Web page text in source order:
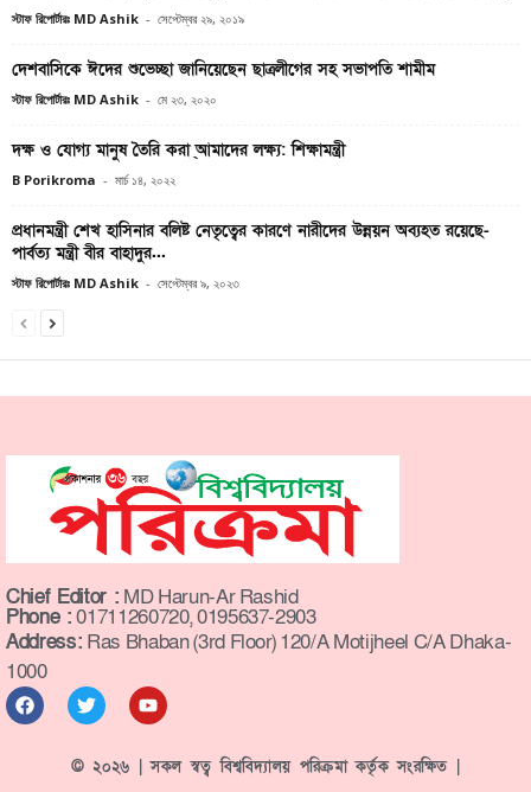
স্টাফ রিপোর্টারঃ MD Ashik - সেপ্টেম্বর ২৯, ২০১৯
দেশবাসিকে ঈদের শুভেচ্ছা জানিয়েছেন ছাত্রলীগের সহ সভাপতি শামীম
স্টাফ রিপোর্টারঃ MD Ashik - মে ২৩, ২০২০
দক্ষ ও যোগ্য মানুষ তৈরি করা ্আমাদের লক্ষ্য: শিক্ষামন্ত্রী
B Porikroma - মার্চ ১৪, ২০২২
প্রধানমন্ত্রী শেখ হাসিনার বলিষ্ট নেতৃত্বের কারণে নারীদের উন্নয়ন অব্যহত রয়েছে-
পার্বত্য মন্ত্রী বীর বাহাদুর...
স্টাফ রিপোর্টারঃ MD Ashik - সেপ্টেম্বর ৯, ২০২৩
Chief Editor : MD Harun-Ar Rashid
Phone :01711260720, 0195637-2903
Address: Ras Bhaban (3rd Floor) 120/A Motijheel C/A Dhaka-
1000
© ২০২৬ | সকল স্বত্ব বিশ্ববিদ্যালয় পরিক্রমা কর্তৃক সংরক্ষিত |